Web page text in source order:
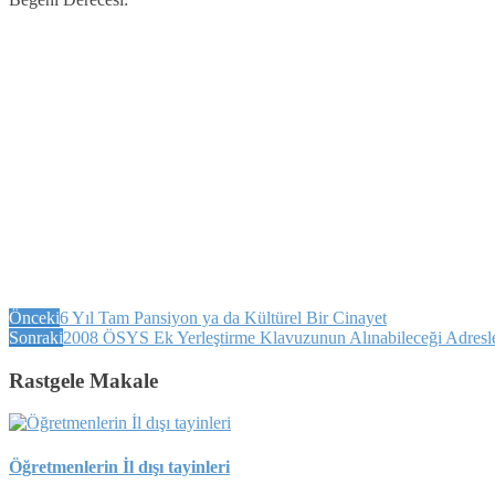
Önceki6 Yıl Tam Pansiyon ya da Kültürel Bir Cinayet
Sonraki2008 ÖSYS Ek Yerleştirme Klavuzunun Alınabileceği
Rastgele Makale
Öğretmenlerin İl dışı tayinleri